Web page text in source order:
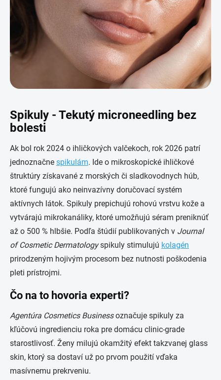
Spikuly - Tekutý microneedling bez
bolesti
Ak bol rok 2024 o ihličkových valčekoch, rok 2026 patrí
jednoznačne spikulám. Ide o mikroskopické ihličkové
štruktúry získavané z morských či sladkovodnych húb,
ktoré fungujú ako neinvazívny doručovací systém
aktívnych látok. Spikuly prepichujú rohovú vrstvu kože a
vytvárajú mikrokanáliky, ktoré umožňujú séram preniknúť
až o 500 % hlbšie. Podľa štúdií publikovaných v Journal
of Cosmetic Dermatologyspikuly stimulujú kolagén
prirodzeným hojivým procesom bez nutnosti poškodenia
pleti prístrojmi.
Čo na to hovoria experti?
Agentúra Cosmetics Businessoznačuje spikuly za
kľúčovú ingredienciu roka pre domácu clinic-grade
starostlivosť. Ženy milujú okamžitý efekt takzvanej glass
skin, ktorý sa dostaví už po prvom použití vďaka
masívnemu prekrveniu.